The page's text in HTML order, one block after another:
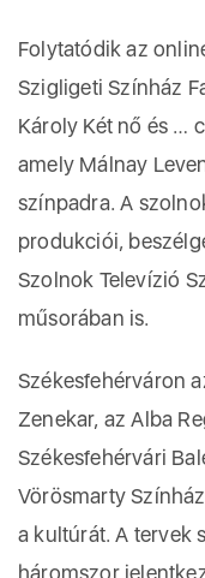
Folytatódik az
Szigligeti Színház
Károly Két nő és …
amely Málnay
színpadra. A
produkciói,
Szolnok Televízió
műsorában is.
Székesfehérváron
Zenekar, az Alba
Székesfehérvári
Vörösmarty
a kultúrát. A tervek
háromszor